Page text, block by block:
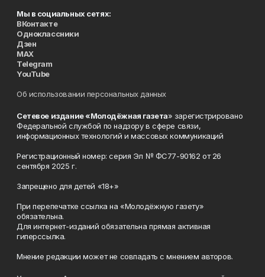
Мы в социальных сетях:
ВКонтакте
Одноклассники
Дзен
MAX
Telegram
YouTube
Об использовании персональных данных
Сетевое издание «Молодёжная газета» зарегистрировано
Федеральной службой по надзору в сфере связи,
информационных технологий и массовых коммуникаций
Регистрационный номер: серия Эл № ФС77-90162 от 26
сентября 2025 г.
Запрещено для детей «18+»
При перепечатке ссылка на «Молодёжную газету»
обязательна.
Для интернет-изданий обязательна прямая активная
гиперссылка.
Мнение редакции может не совпадать с мнением авторов.